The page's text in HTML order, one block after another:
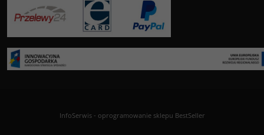
InfoSerwis- oprogramowanie sklepu BestSeller